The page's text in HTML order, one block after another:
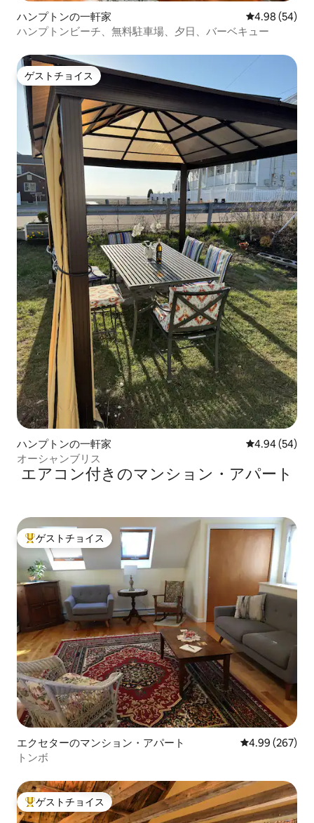
ハンプトンの一軒家 レビュー54
4.98 (54)
ハンプトンビーチ、無料駐車場、夕日、バーベキュー
ゲストチョイス
ゲストチョイス
ハンプトンの一軒家 レビュー54
4.94 (54)
オーシャンブリス
エアコン付きのマンション・アパート
大好評のゲストチョイスです。
ゲストチョイス
エクセターのマンション・アパート レビュー267
4.99 (267)
トンボ
大好評のゲストチョイスです。
ゲストチョイス